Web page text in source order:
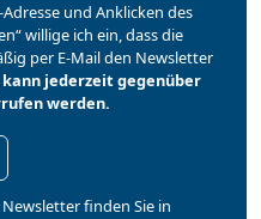
und Anklicken des
willige ich ein, dass die
per E-Mail den Newsletter
jederzeit gegenüber
werden.
finden Sie in